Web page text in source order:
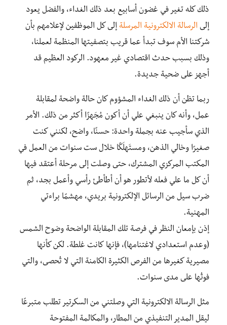
ذلك كله تغير في غضون أسابيع بعد ذلك الغداء، والفضل يعود
إلى الرسالة الالكترونية المرسلة إلى كل الموظفين لإعلامهم بأن
شركتنا الأم سوف تبدأ عما قريب بتصفيتها المنظمة لعملنا،
وذلك بسبب حدث اقتصادي غير معهود. الركود العظيم قد
أجهز على ضحية جديدة.
ربما تظن أن ذلك الغداء المشؤوم كان حالة واضحة لمقابلة
عمل، وأنه كان ينبغي علي أن أكون مُجَهزًا أكثر من ذلك. الأمر
الذي سأجيب عنه بجملة واحدة: حسنًا، واضح، لكنني كنت
صغيرًا وخالي الذهن، ومستَهلَكًا خلال ست سنوات من العمل في
المكتب المركزي المشترك، حتى وصلت إلى مرحلة أعتقد فيها
أن كل ما علي فعله لأتطور هو أن أطأطئ رأسي وأعمل بجد، ثم
ضرب سيل من الرسائل الإلكترونية بريدي، مهشمًا براءتي
المهنية.
إذن بإمعان النظر في فرصة تلك المقابلة الواضحة وضوح الشمس
(وعدم استعدادي لاغتنامها)، فإنها كانت غلطة. لكن كأنها
مصيرية كغيرها من الفرص الكثيرة الكامنة التي لا تُحصى، والتي
فوتُها على مدى سنوات.
مثل الرسالة الالكترونية التي وصلتني من السكرتير تطلب متبرعًا
ليقل المدير التنفيذي من المطار، والمكالمة المفتوحة